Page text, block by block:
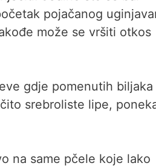
pojačanog
može se vršiti otkos
gdje pomenutih biljaka
srebroliste lipe,
na same pčele koje lako